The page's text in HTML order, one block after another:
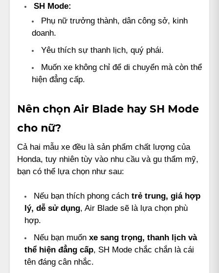
SH Mode:
Phụ nữ trưởng thành, dân công sở, kinh
doanh.
Yêu thích sự thanh lịch, quý phái.
Muốn xe không chỉ để di chuyển mà còn thể
hiện đẳng cấp.
Nên chọn Air Blade hay SH Mode
cho nữ?
Cả hai mẫu xe đều là sản phẩm chất lượng của
Honda, tuy nhiên tùy vào nhu cầu và gu thẩm mỹ,
bạn có thể lựa chọn như sau:
Nếu bạn thích phong cách trẻ trung, giá hợp
lý, dễ sử dụng, Air Blade sẽ là lựa chọn phù
hợp.
Nếu bạn muốn xe sang trọng, thanh lịch và
thể hiện đẳng cấp, SH Mode chắc chắn là cái
tên đáng cân nhắc.